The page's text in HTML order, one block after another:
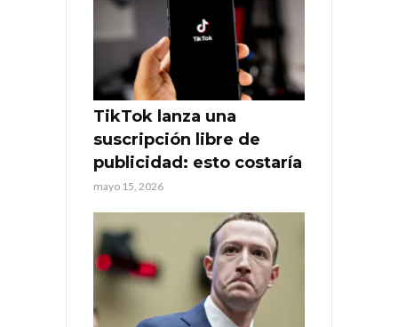
TikTok lanza una
suscripción libre de
publicidad: esto costaría
mayo 15, 2026